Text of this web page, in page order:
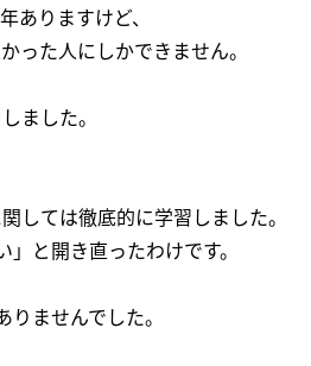
りますけど、
った人にしかできません。
ました。
しては徹底的に学習しました。
と開き直ったわけです。
ませんでした。